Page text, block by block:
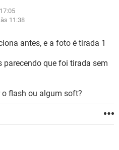
GMAIL
EXCEL
WHATSAPP
EXCEL
GMAIL
GMAIL
11:38
antes, e a foto é tirada 1
que foi tirada sem
flash ou algum soft?